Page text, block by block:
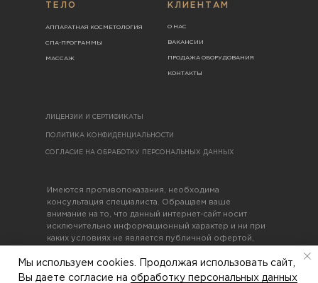
Мы используем cookies. Продолжая использовать сайт,
Вы даете согласие на обработку персональных данных
АППАРАТНАЯ КОСМЕТОЛОГИЯ
СПА-ПРОГРАММЫ
МАССАЖ
ТЕЛО
СОГЛАСИЕ НА ОБРАБОТКУ ПЕРСОНАЛЬНЫХ ДАННЫХ
ПОЛИТИКА КОНФИДЕНЦИАЛЬНОСТИ
ЛИЦЕНЗИИ И СЕРТИФИКАТЫ
Имеются противопоказания, необходима
консультация специалиста. Обращаем ваше
внимание на то, что данный интернет-сайт носит
исключительно информационный характер и ни при
каких условиях не является публичной офертой,
Гражданского кодекса Российской Федерации
КЛИЕНТАМ
О НАС
ВАКАНСИИ
ПРОДАЖА ОБОРУДОВАНИЯ
КОНТАКТЫ